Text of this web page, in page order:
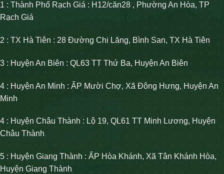
1 : Thành Phố Rạch Giá : H12/căn28 , Phường An Hòa, TP
Rạch Giá
2 : TX Hà Tiên : 28 Đường Chi Lăng, Bình San, TX Hà Tiên
3 : Huyện An Biên : QL63 TT Thứ Ba, Huyện An Biên
4 : Huyện An Minh : ẤP Mười Chợ, Xã Đông Hưng, Huyện An
Minh
4 : Huyện Châu Thành : Lộ 19, QL61 TT Minh Lương, Huyện
Châu Thành
5 : Huyện Giang Thành : ẤP Hòa Khánh, Xã Tân Khánh Hòa,
Huyện Giang Thành